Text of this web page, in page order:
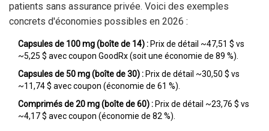
patients sans assurance privée. Voici des exemples
concrets d'économies possibles en 2026 :
Capsules de 100 mg (boîte de 14) : Prix de détail ~47,51 $ vs
~5,25 $ avec coupon GoodRx (soit une économie de 89 %).
Capsules de 50 mg (boîte de 30) : Prix de détail ~30,50 $ vs
~11,74 $ avec coupon (économie de 61 %).
Comprimés de 20 mg (boîte de 60) : Prix de détail ~23,76 $ vs
~4,17 $ avec coupon (économie de 82 %).